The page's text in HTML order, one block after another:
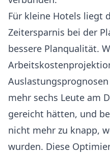
Für kleine Hotels liegt
Zeitersparnis bei der
bessere Planqualität.
mehr sechs Leute am
gereicht hätten, und
nicht mehr zu knapp,
wurden. Diese